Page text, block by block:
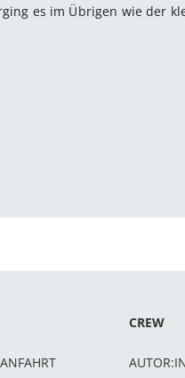
es im Übrigen wie der
CREW